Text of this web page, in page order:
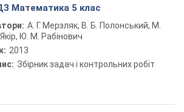
Математика 5 клас
А. Г. Мерзляк, В. Б. Полонський, М.
Ю. М. Рабінович
2013
Збірник задач і контрольних робіт